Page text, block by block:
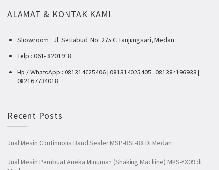
ALAMAT & KONTAK KAMI
Showroom : Jl. Setiabudi No. 275 C Tanjungsari, Medan
Telp : 061- 8201918
Hp / WhatsApp : 081314025406 | 081314025405 | 081384196933 |
082167734018
Recent Posts
Jual Mesin Continuous Band Sealer MSP-BSL-88 Di Medan
Jual Mesin Pembuat Aneka Minuman (Shaking Machine) MKS-YX09 di